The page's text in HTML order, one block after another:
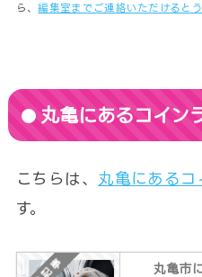
ら、編集室までご連絡いただけると
丸亀にあるコイン
こちらは、 丸亀にある
す。
丸亀市